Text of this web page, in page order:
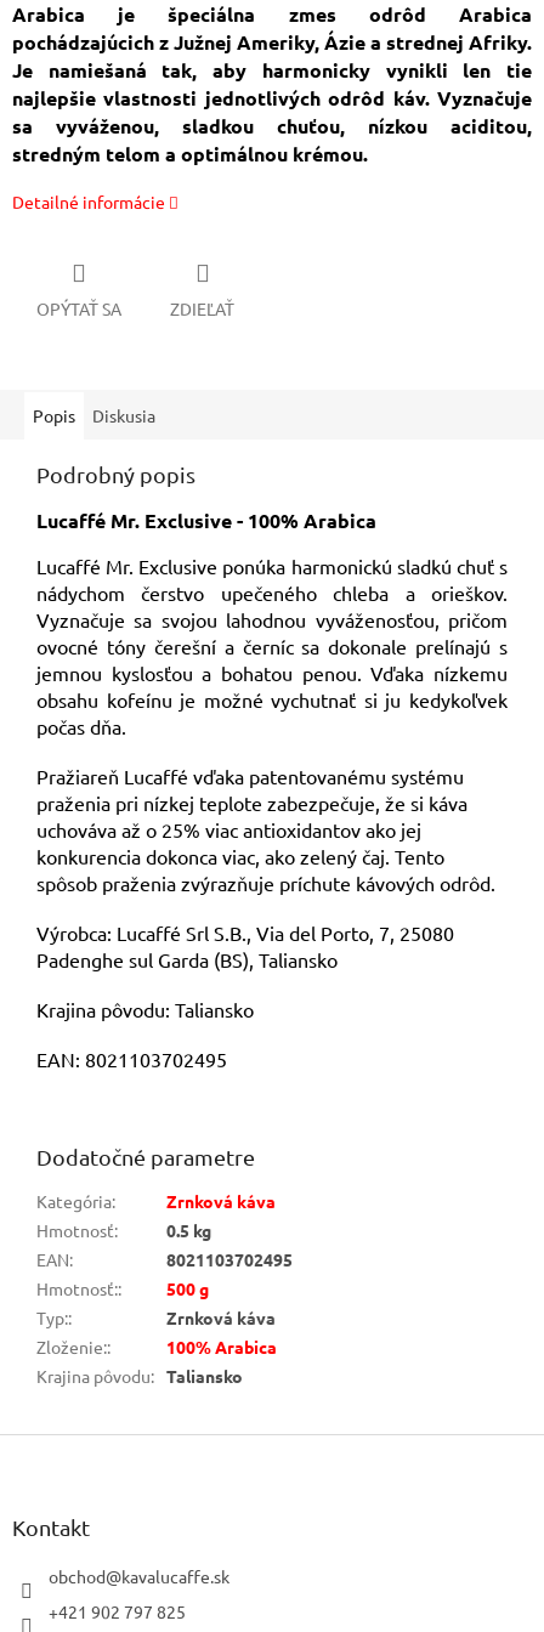
Arabica je špeciálna zmes odrôd Arabica
pochádzajúcich z Južnej Ameriky, Ázie a strednej Afriky.
Je namiešaná tak, aby harmonicky vynikli len tie
najlepšie vlastnosti jednotlivých odrôd káv. Vyznačuje
sa vyváženou, sladkou chuťou, nízkou aciditou,
stredným telom a optimálnou krémou.
Detailné informácie
OPÝTAŤ SA ZDIEĽAŤ
Popis Diskusia
Podrobný popis
Lucaffé Mr. Exclusive - 100% Arabica
Lucaffé Mr. Exclusive ponúka harmonickú sladkú chuť s
nádychom čerstvo upečeného chleba a orieškov.
Vyznačuje sa svojou lahodnou vyváženosťou, pričom
ovocné tóny čerešní a černíc sa dokonale prelínajú s
jemnou kyslosťou a bohatou penou. Vďaka nízkemu
obsahu kofeínu je možné vychutnať si ju kedykoľvek
počas dňa.
Pražiareň Lucaffé vďaka patentovanému systému
praženia pri nízkej teplote zabezpečuje, že si káva
uchováva až o 25% viac antioxidantov ako jej
konkurencia dokonca viac, ako zelený čaj. Tento
spôsob praženia zvýrazňuje príchute kávových odrôd.
Výrobca: Lucaffé Srl S.B., Via del Porto, 7, 25080
Padenghe sul Garda (BS), Taliansko
Krajina pôvodu: Taliansko
EAN: 8021103702495
Dodatočné parametre
Kategória:
Zrnková káva
Hmotnosť:
0.5 kg
EAN:
8021103702495
Hmotnosť::
500 g
Typ::
Zrnková káva
Zloženie::
100% Arabica
Krajina pôvodu: Taliansko
Z
Kontakt
obchod@kavalucaffe.sk
+421 902 797 825